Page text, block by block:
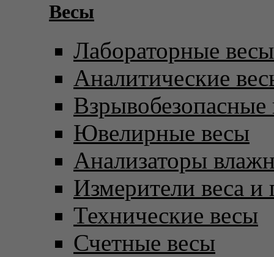
Весы
Лабораторные весы
Аналитические
Взрывобезопасные
Ювелирные весы
Анализаторы
Измерители веса и
Технические весы
Счетные весы